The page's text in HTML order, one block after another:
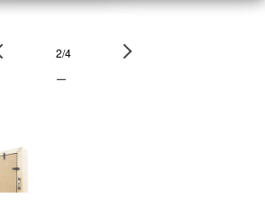
2/4
Previous
ー